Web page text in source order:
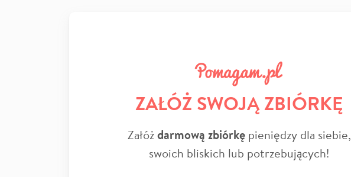
ZAŁÓŻ SWOJĄ ZBIÓRKĘ
Załóżdarmową zbiórkępieniędzy dla siebie,
swoich bliskich lub potrzebujących!